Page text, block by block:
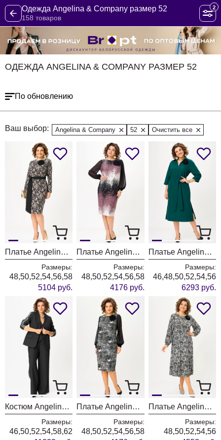
Одежда Angelina & Company размер 52
158 товаров
2
ОДЕЖДА ANGELINA & COMPANY РАЗМЕР 52
По обновлению
Ваш выбор: Angelina & Company 52 Очистить все
Платье Angelina & Company 1309
Размеры:
48,50,52,54,56,58
5104 руб.
Платье Angelina & Company 1308
Размеры:
48,50,52,54,56,58
4176 руб.
Платье Angelina & Company 1306
Размеры:
46,48,50,52,54,56
6293 руб.
Костюм Angelina & Company 1300
Размеры:
46,50,52,54,58,62
Платье Angelina & Company 1296
Размеры:
48,50,52,54,56,58
Платье Angelina & Company 1294
Размеры:
48,50,52,54,56